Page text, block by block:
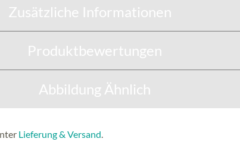
Zusätzliche Informationen
Produktbewertungen
Abbildung Ähnlich
Lieferung & Versand.